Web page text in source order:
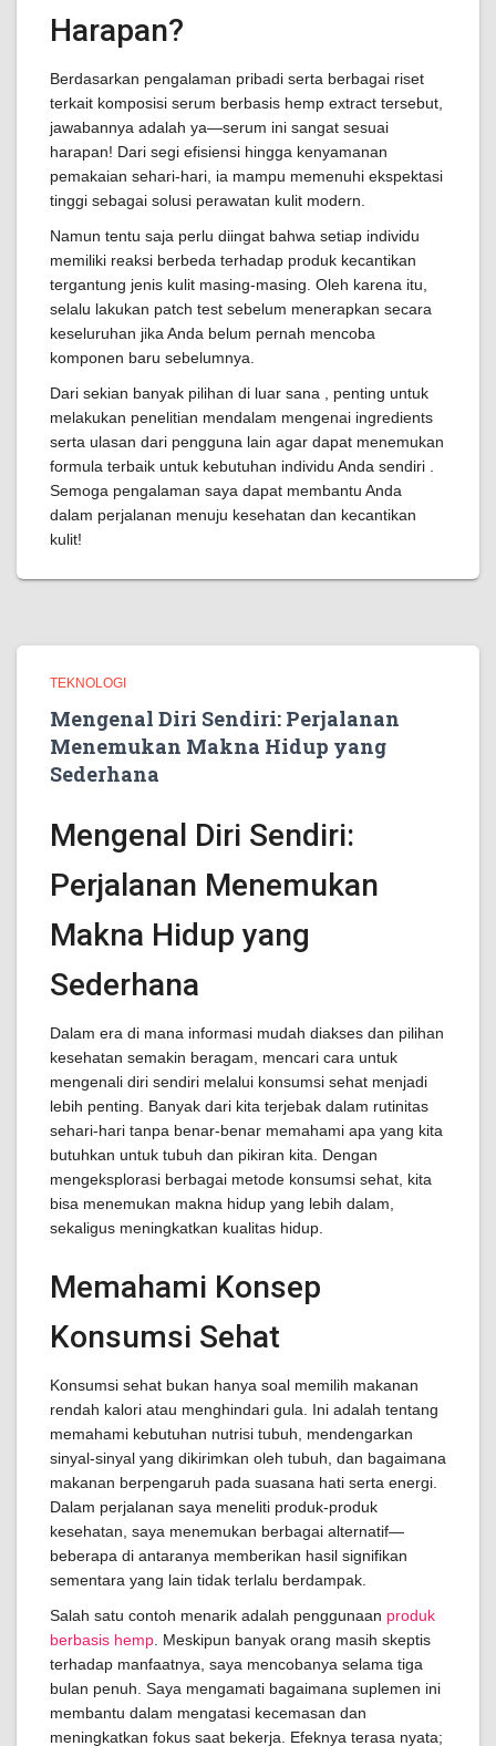
Harapan?
Berdasarkan pengalaman pribadi serta berbagai riset
terkait komposisi serum berbasis hemp extract tersebut,
jawabannya adalah ya—serum ini sangat sesuai
harapan! Dari segi efisiensi hingga kenyamanan
pemakaian sehari-hari, ia mampu memenuhi ekspektasi
tinggi sebagai solusi perawatan kulit modern.
Namun tentu saja perlu diingat bahwa setiap individu
memiliki reaksi berbeda terhadap produk kecantikan
tergantung jenis kulit masing-masing. Oleh karena itu,
selalu lakukan patch test sebelum menerapkan secara
keseluruhan jika Anda belum pernah mencoba
komponen baru sebelumnya.
Dari sekian banyak pilihan di luar sana , penting untuk
melakukan penelitian mendalam mengenai ingredients
serta ulasan dari pengguna lain agar dapat menemukan
formula terbaik untuk kebutuhan individu Anda sendiri .
Semoga pengalaman saya dapat membantu Anda
dalam perjalanan menuju kesehatan dan kecantikan
kulit!
TEKNOLOGI
Mengenal Diri Sendiri: Perjalanan
Menemukan Makna Hidup yang
Sederhana
Mengenal Diri Sendiri:
Perjalanan Menemukan
Makna Hidup yang
Sederhana
Dalam era di mana informasi mudah diakses dan pilihan
kesehatan semakin beragam, mencari cara untuk
mengenali diri sendiri melalui konsumsi sehat menjadi
lebih penting. Banyak dari kita terjebak dalam rutinitas
sehari-hari tanpa benar-benar memahami apa yang kita
butuhkan untuk tubuh dan pikiran kita. Dengan
mengeksplorasi berbagai metode konsumsi sehat, kita
bisa menemukan makna hidup yang lebih dalam,
sekaligus meningkatkan kualitas hidup.
Memahami Konsep
Konsumsi Sehat
Konsumsi sehat bukan hanya soal memilih makanan
rendah kalori atau menghindari gula. Ini adalah tentang
memahami kebutuhan nutrisi tubuh, mendengarkan
sinyal-sinyal yang dikirimkan oleh tubuh, dan bagaimana
makanan berpengaruh pada suasana hati serta energi.
Dalam perjalanan saya meneliti produk-produk
kesehatan, saya menemukan berbagai alternatif—
beberapa di antaranya memberikan hasil signifikan
sementara yang lain tidak terlalu berdampak.
Salah satu contoh menarik adalah penggunaan produk
berbasis hemp . Meskipun banyak orang masih skeptis
terhadap manfaatnya, saya mencobanya selama tiga
bulan penuh. Saya mengamati bagaimana suplemen ini
membantu dalam mengatasi kecemasan dan
meningkatkan fokus saat bekerja. Efeknya terasa nyata;